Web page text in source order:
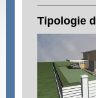
Tipologie